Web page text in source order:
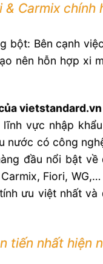
Carmix chính
bột: Bên cạnh
nên hỗn hợp xi
vietstandard.vn
vực nhập
nước có công
đầu nổi bật
Fiori,
ưu việt nhất
tiến nhất hiện